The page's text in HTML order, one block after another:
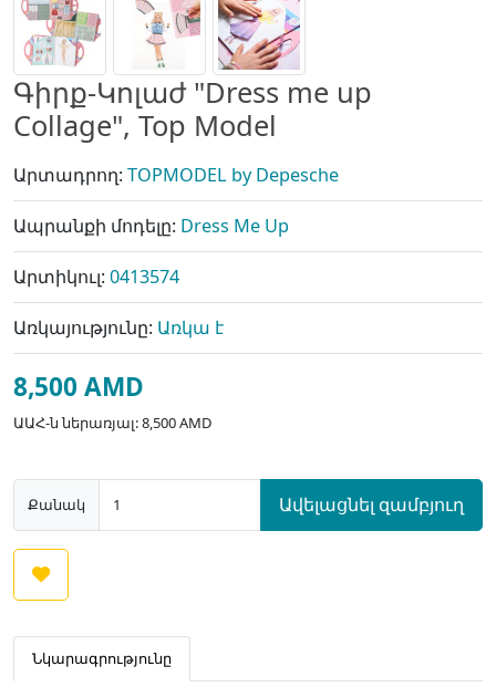
Գիրք-Կոլաժ "Dress me up
Collage", Top Model
Արտադրող: TOPMODEL by Depesche
Ապրանքի մոդելը: Dress Me Up
Արտիկուլ: 0413574
Առկայությունը: Առկա է
8,500 AMD
ԱԱՀ-ն ներառյալ: 8,500 AMD
Քանակ Ավելացնել զամբյուղ
Նկարագրությունը